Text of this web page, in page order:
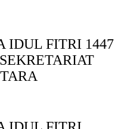
IDUL FITRI 1447